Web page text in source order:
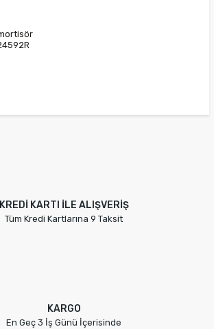
KREDİ KARTI İLE ALIŞVERİŞ
Tüm Kredi Kartlarına 9 Taksit
KARGO
En Geç 3 İş Günü İçerisinde